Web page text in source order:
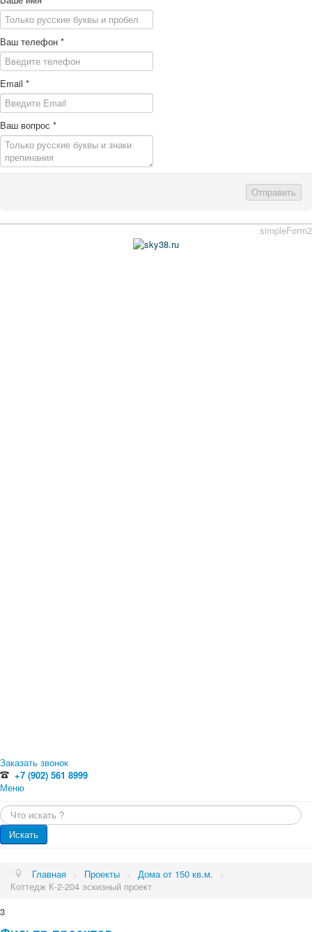
Ваш телефон *
Email *
Ваш вопрос *
Отправить
simpleForm2
Заказать звонок
+7 (902) 561 8999
Меню
Каталог
Оцилиндрованное бревно
Профилированный брус
Погонажные изделия. Вагонка, планкен, доска пола
Проекты
Бани
Главная
Каталог
Проекты
Услуги
Искать...
Искать
Главная > Проекты > Дома от 150 кв.м.
>
Коттедж К-2-204 эскизный проект
3